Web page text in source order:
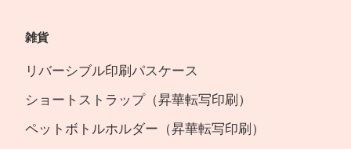
雑貨
リバーシブル印刷パスケース
ショートストラップ（昇華転写印刷）
ペットボトルホルダー（昇華転写印刷）